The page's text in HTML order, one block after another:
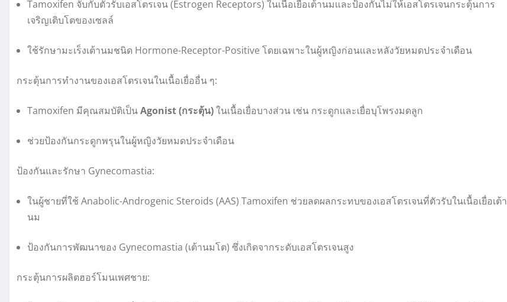
Tamoxifen จับกับตัวรับเอสโตรเจน (Estrogen Receptors) ในเนื้อเยื่อเต้านมและป้องกันไม่ให้เอสโตรเจนกระตุ้นการ
เจริญเติบโตของเซลล์
ใช้รักษามะเร็งเต้านมชนิด Hormone-Receptor-Positive โดยเฉพาะในผู้หญิงก่อนและหลังวัยหมดประจำเดือน
กระตุ้นการทำงานของเอสโตรเจนในเนื้อเยื่ออื่น ๆ:
Tamoxifen มีคุณสมบัติเป็นAgonist (กระตุ้น)ในเนื้อเยื่อบางส่วน เช่น กระดูกและเยื่อบุโพรงมดลูก
ช่วยป้องกันกระดูกพรุนในผู้หญิงวัยหมดประจำเดือน
ป้องกันและรักษา Gynecomastia:
ในผู้ชายที่ใช้ Anabolic-Androgenic Steroids (AAS) Tamoxifen ช่วยลดผลกระทบของเอสโตรเจนที่ตัวรับในเนื้อเยื่อเต้า
นม
ป้องกันการพัฒนาของ Gynecomastia (เต้านมโต) ซึ่งเกิดจากระดับเอสโตรเจนสูง
กระตุ้นการผลิตฮอร์โมนเพศชาย: